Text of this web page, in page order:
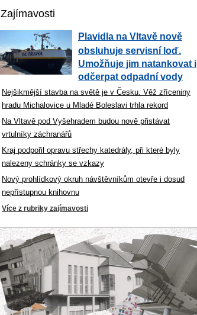
Zajímavosti
Plavidla na Vltavě nově
obsluhuje servisní loď.
Umožňuje jim natankovat i
odčerpat odpadní vody
Nejšikmější stavba na světě je v Česku. Věž zříceniny
hradu Michalovice u Mladé Boleslavi trhla rekord
Na Vltavě pod Vyšehradem budou nově přistávat
vrtulníky záchranářů
Kraj podpořil opravu střechy katedrály, při které byly
nalezeny schránky se vzkazy
Nový prohlídkový okruh návštěvníkům otevře i dosud
nepřístupnou knihovnu
Více z rubriky zajímavosti